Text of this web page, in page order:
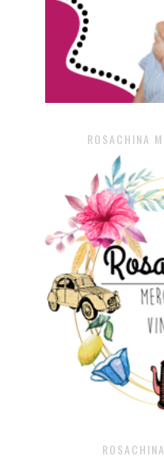
ROSACHINA